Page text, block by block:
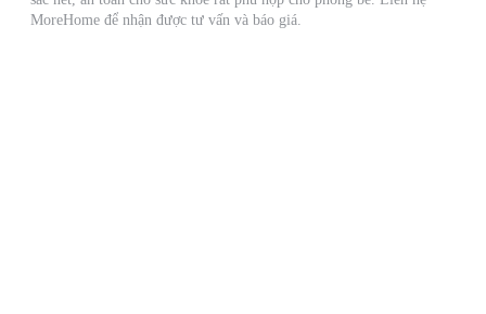
MoreHome để nhận được tư vấn và báo giá.